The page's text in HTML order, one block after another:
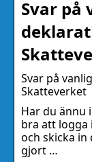
Svar på
Svar på
Skatteverket
Har du ännu
bra att logga
och skicka
gjort …